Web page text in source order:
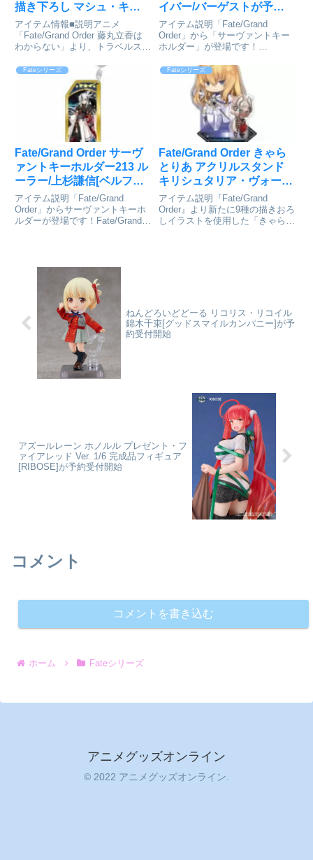
描き下ろし マシュ・キリ
エライト お花見ver. トラベ
ルステッカー[アルマビア
ンカ]が予約受付開始
アイテム情報■説明アニメ
「Fate/Grand Order 藤丸⽴⾹は
わからない」より、トラベルステ
下ろしイラストのマシュ‧キリエ
ライトをマット加⼯されたトラベ
ルステッカーに仕上げました。⾝
近な持ち物をデコレー...
イバー/バーゲストが予約
受付開始
アイテム説明「Fate/Grand
Order」から「サーヴァントキー
ホルダー」が登場です！
キーホルダー177 セイバー/バー
ゲスト©TYPE-MOON / FGO
PROJECTcolleiz...
Fateシリーズ
Fate/Grand Order サーヴ
ァントキーホルダー213 ル
ーラー/上杉謙信[ベルファ
イン]が予約受付開始
アイテム説明「Fate/Grand
Order」からサーヴァントキーホ
ルダーが登場です！Fate/Grand
で探...
Fateシリーズ
Fate/Grand Order きゃら
とりあ アクリルスタンド
キリシュタリア・ヴォーダ
イム[アルジャーノンプロ
ダクト]が予約受付開始
アイテム説明『Fate/Grand
Order』より新たに9種の描きおろ
しイラストを使用した「きゃらと
ねんどろいどどーる リコリス・リコイル
錦木千束[グッドスマイルカンパニー]が予
約受付開始
アズールレーン ホノルル プレゼント・フ
ァイアレッド Ver. 1/6 完成品フィギュア
[RIBOSE]が予約受付開始
コメント
コメントを書き込む
ホーム Fateシリーズ
アニメグッズオンライン
© 2022 アニメグッズオンライン.